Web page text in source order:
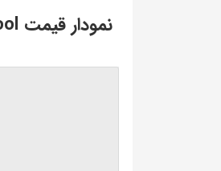
نمودار قیمت Rocket Pool